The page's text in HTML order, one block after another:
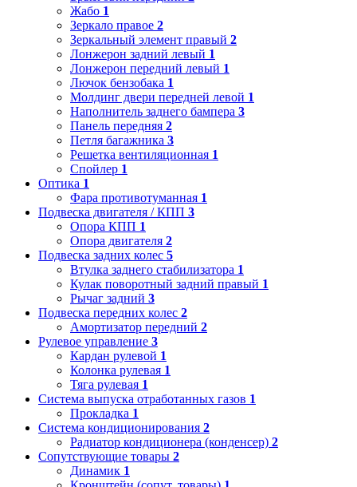
Жабо 1
Зеркало правое 2
Зеркальный элемент правый 2
Лонжерон задний левый 1
Лонжерон передний левый 1
Лючок бензобака 1
Молдинг двери передней левой 1
Наполнитель заднего бампера 3
Панель передняя 2
Петля багажника 3
Решетка вентиляционная 1
Спойлер 1
Оптика 1
Фара противотуманная 1
Подвеска двигателя / КПП 3
Опора КПП 1
Опора двигателя 2
Подвеска задних колес 5
Втулка заднего стабилизатора 1
Кулак поворотный задний правый 1
Рычаг задний 3
Подвеска передних колес 2
Амортизатор передний 2
Рулевое управление 3
Кардан рулевой 1
Колонка рулевая 1
Тяга рулевая 1
Система выпуска отработанных газов 1
Прокладка 1
Система кондиционирования 2
Радиатор кондиционера (конденсер) 2
Сопутствующие товары 2
Динамик 1